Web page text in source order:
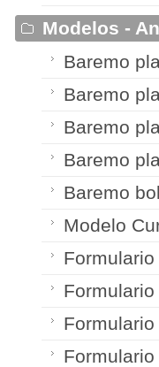
Modelos -
Baremo
Baremo
Baremo
Baremo
Baremo
Modelo